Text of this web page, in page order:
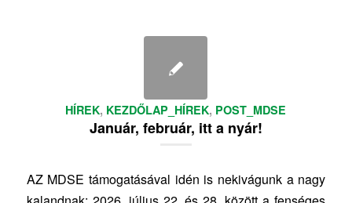
HÍREK, KEZDŐLAP_HÍREK, POST_MDSE
Január, február, itt a nyár!
AZ MDSE támogatásával idén is nekivágunk a nagy